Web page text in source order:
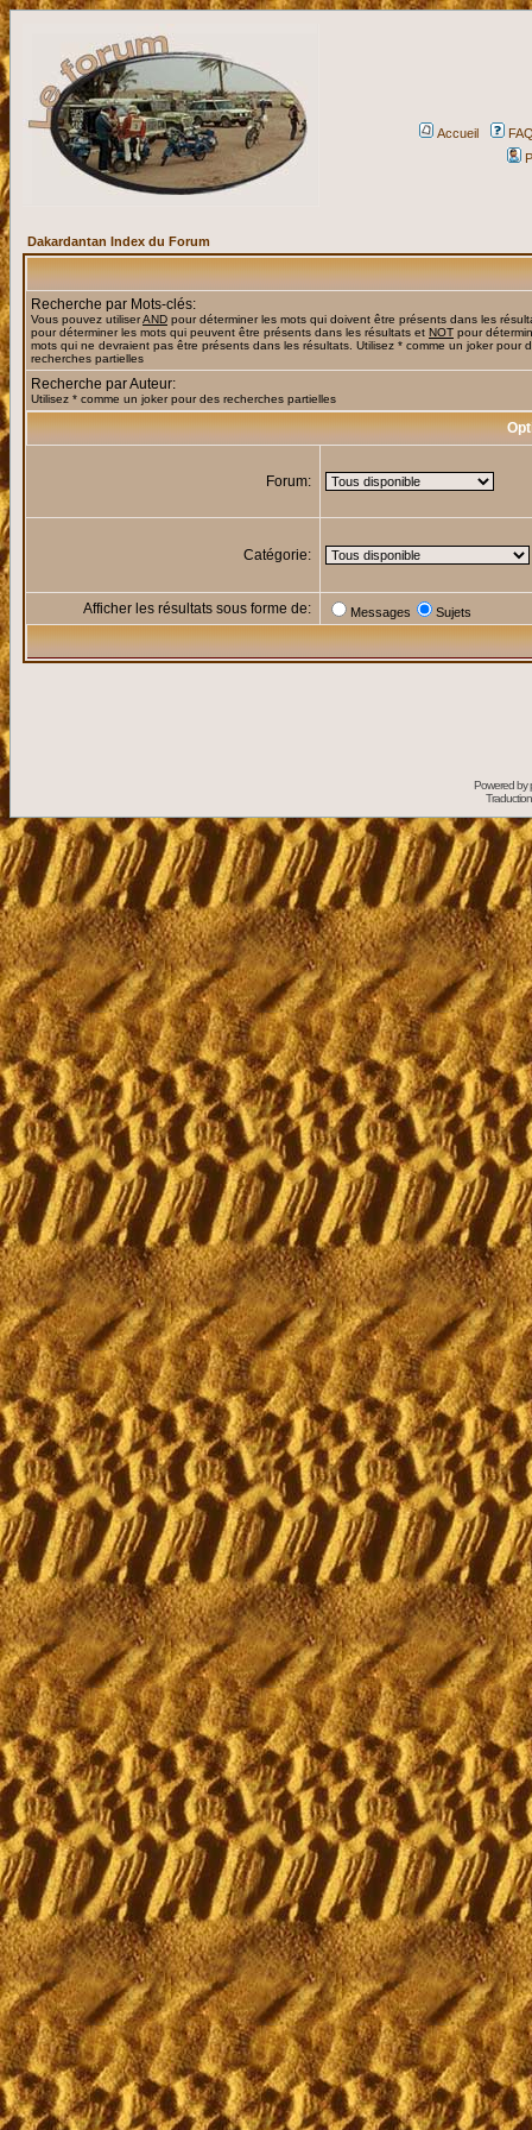
Accueil
Dakardantan Index du Forum
Recherche par Mots-clés:
Vous pouvez utiliserAND pour déterminer les mots qui doivent être présents dans les
pour déterminer les mots qui peuvent être présents dans les résultats et NOT pour
mots qui ne devraient pas être présents dans les résultats. Utilisez * comme un joker pour
recherches partielles
Recherche par Auteur:
Utilisez * comme un joker pour des recherches partielles
Forum:
Catégorie:
Afficher les résultats sous forme de: Messages Sujets
Powered by